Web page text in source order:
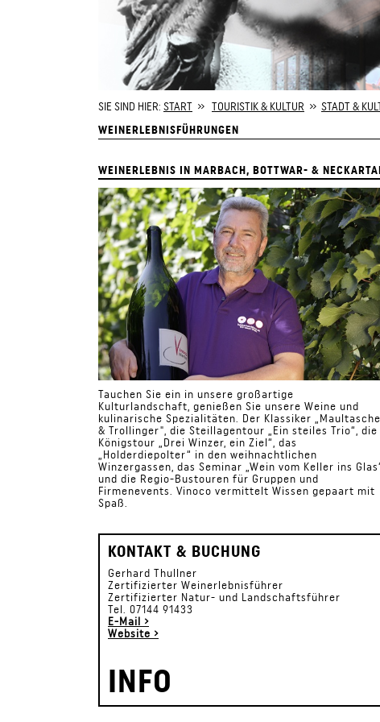
SIE SIND HIER: START » TOURISTIK & KULTUR » STADT &
WEINERLEBNISFÜHRUNGEN
WEINERLEBNIS IN MARBACH, BOTTWAR- &
Tauchen Sie ein in unsere großartige
Kulturlandschaft, genießen Sie unsere Weine und
kulinarische Spezialitäten. Der Klassiker
& Trollinger", die Steillagentour „Ein steiles Trio“, die
Königstour „Drei Winzer, ein Ziel“, das
„Holderdiepolter“ in den weihnachtlichen
Winzergassen, das Seminar „Wein vom Keller ins
und die Regio-Bustouren für Gruppen und
Firmenevents. Vinoco vermittelt Wissen gepaart mit
Spaß.
KONTAKT & BUCHUNG
Gerhard Thullner
Zertifizierter Weinerlebnisführer
Zertifizierter Natur- und Landschaftsführer
Tel. 07144 91433
E-Mail ›
Website ›
INFO